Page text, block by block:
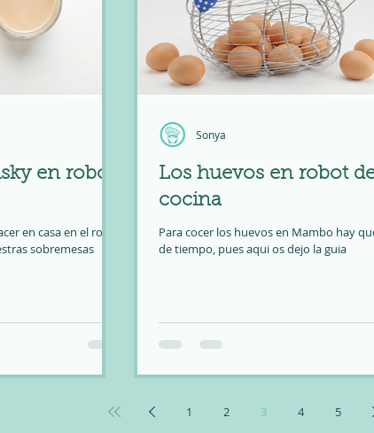
en robot
en casa en el robot
sobremesas
Los huevos en robot
cocina
Para cocer los huevos en Mambo hay
de tiempo, pues aqui os dejo la guia
Sonya
1 2 3 4 5